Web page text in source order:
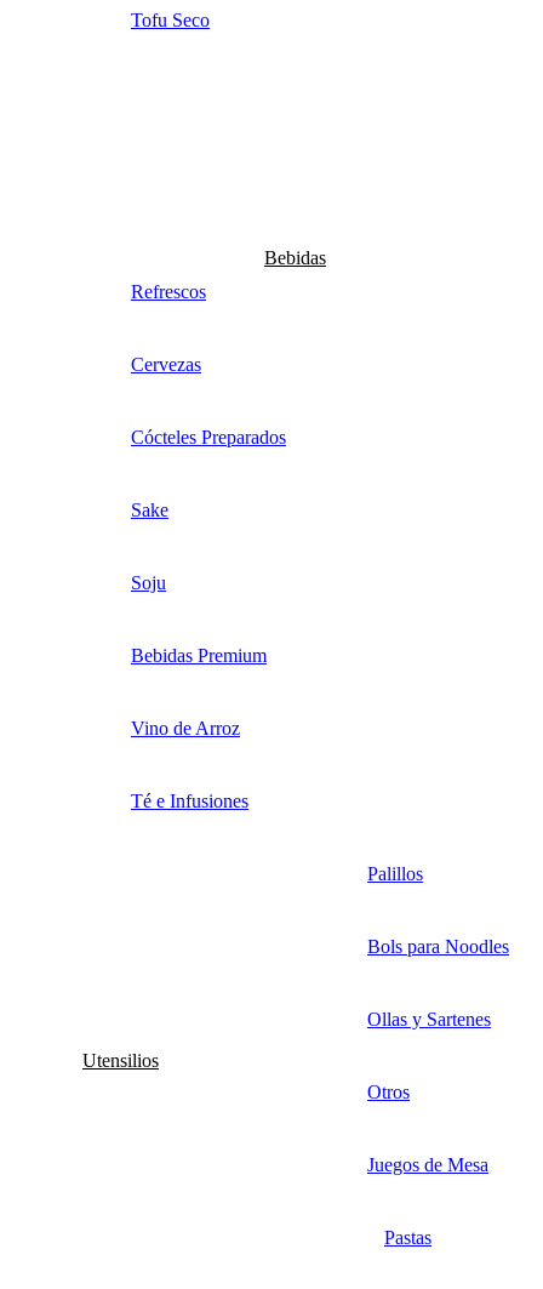
Tofu Seco
Bebidas
Refrescos
Cervezas
Cócteles Preparados
Sake
Soju
Bebidas Premium
Vino de Arroz
Té e Infusiones
Utensilios
Palillos
Bols para Noodles
Ollas y Sartenes
Otros
Juegos de Mesa
Pastas